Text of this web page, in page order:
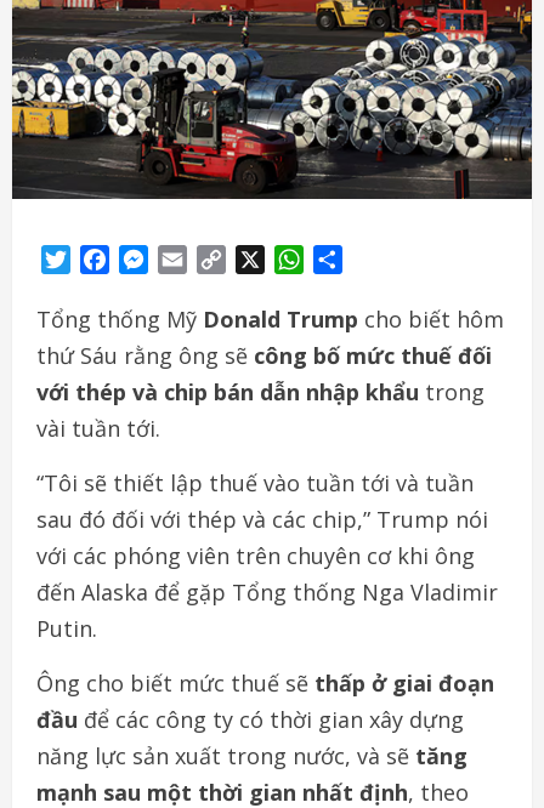
TwitterFacebookMessenger
Email
Copy
WhatsApp
Tổng thống Mỹ Donald Trump cho biết hôm
thứ Sáu rằng ông sẽ công bố mức thuế đối
với thép và chip bán dẫn nhập khẩu trong
vài tuần tới.
“Tôi sẽ thiết lập thuế vào tuần tới và tuần
sau đó đối với thép và các chip,” Trump nói
với các phóng viên trên chuyên cơ khi ông
đến Alaska để gặp Tổng thống Nga Vladimir
Putin.
Ông cho biết mức thuế sẽ thấp ở giai đoạn
đầu để các công ty có thời gian xây dựng
năng lực sản xuất trong nước, và sẽ tăng
mạnh sau một thời gian nhất định, theo